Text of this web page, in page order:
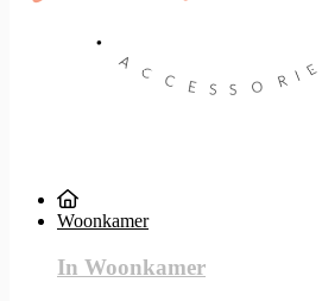
Woonkamer
In Woonkamer